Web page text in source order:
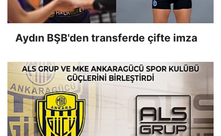
Aydın BŞB'den transferde çifte imza